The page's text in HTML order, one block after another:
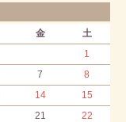
金
土
1
7
8
14
15
21
22